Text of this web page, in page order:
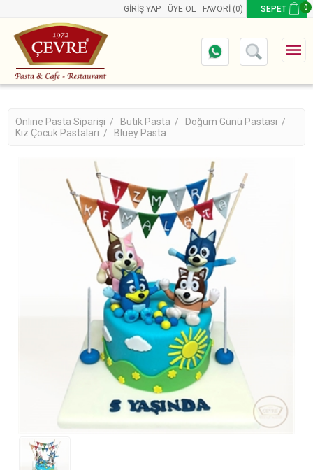
GIRIŞ YAP ÜYE OL FAVORI (0) SEPET 0
Online Pasta Siparişi / Butik Pasta /
Doğum Günü Pastası /
Kız Çocuk Pastaları /
Bluey Pasta